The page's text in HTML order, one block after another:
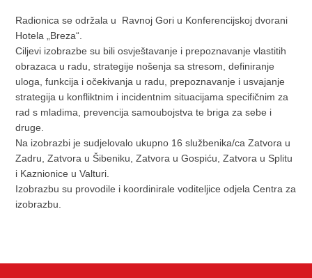
Radionica se održala u Ravnoj Gori u Konferencijskoj dvorani
Hotela „Breza“.
Ciljevi izobrazbe su bili osvještavanje i prepoznavanje vlastitih
obrazaca u radu, strategije nošenja sa stresom, definiranje
uloga, funkcija i očekivanja u radu, prepoznavanje i usvajanje
strategija u konfliktnim i incidentnim situacijama specifičnim za
rad s mladima, prevencija samoubojstva te briga za sebe i
druge.
Na izobrazbi je sudjelovalo ukupno 16 službenika/ca Zatvora u
Zadru, Zatvora u Šibeniku, Zatvora u Gospiću, Zatvora u Splitu
i Kaznionice u Valturi.
Izobrazbu su provodile i koordinirale voditeljice odjela Centra za
izobrazbu.